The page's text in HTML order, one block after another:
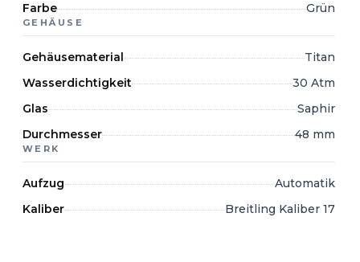
Farbe Grün
GEHÄUSE
Gehäusematerial
Titan
Wasserdichtigkeit
30 Atm
Glas
Saphir
Durchmesser
48 mm
WERK
Aufzug
Automatik
Kaliber
Breitling Kaliber 17